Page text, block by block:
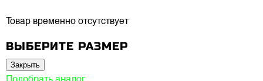
Товар временно отсутствует
ВЫБЕРИТЕ РАЗМЕР
Закрыть